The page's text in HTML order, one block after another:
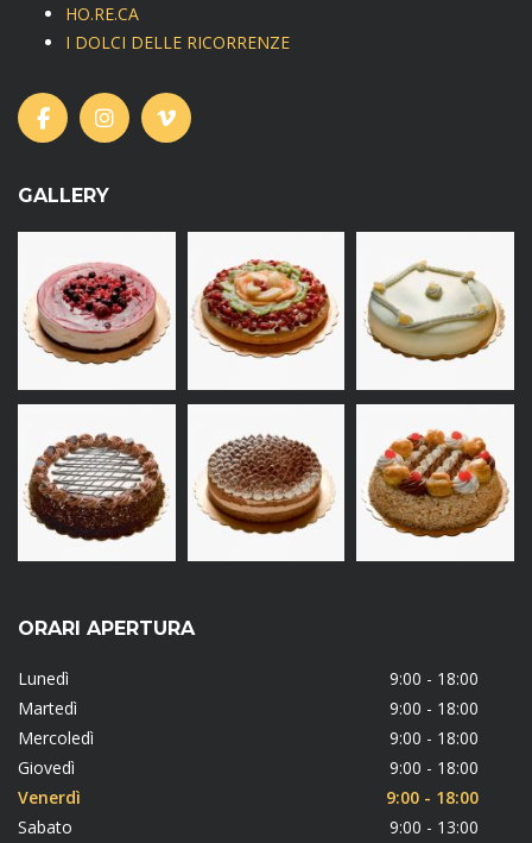
HO.RE.CA
I DOLCI DELLE RICORRENZE
GALLERY
ORARI APERTURA
Lunedì
9:00 - 18:00
Martedì
9:00 - 18:00
Mercoledì
9:00 - 18:00
Giovedì
9:00 - 18:00
Venerdì
9:00 - 18:00
Sabato
9:00 - 13:00